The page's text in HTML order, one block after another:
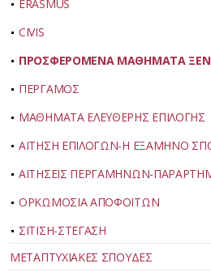
ERASMUS
CIVIS
ΠΡΟΣΦΕΡΟΜΕΝΑ ΜΑΘΗΜΑΤΑ
ΠΕΡΓΑΜΟΣ
ΜΑΘΗΜΑΤΑ ΕΛΕΥΘΕΡΗΣ ΕΠΙΛΟΓΗΣ
ΑΙΤΗΣΗ ΕΠΙΛΟΓΩΝ-Η ΕΞΑΜΗΝΟ
ΑΙΤΗΣΕΙΣ ΠΕΡΓΑΜΗΝΩΝ-
ΟΡΚΩΜΟΣΙΑ ΑΠΟΦΟΙΤΩΝ
ΣΙΤΙΣΗ-ΣΤΕΓΑΣΗ
ΜΕΤΑΠΤΥΧΙΑΚΕΣ ΣΠΟΥΔΕΣ